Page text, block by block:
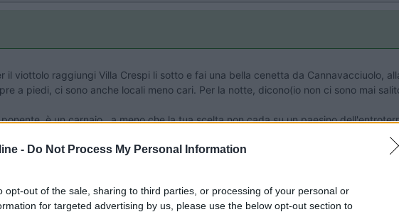
- Do Not Process My Personal Information
opt-out of the sale, sharing to third parties, or processing of your personal or
for targeted advertising by us, please use the below opt-out section to
il viottolo raggiungi Villa Crespi li sotto e fai una bella cenetta da Cannavacciuolo,
a piedi, ci sono anche locali meno cari. Per la notte, dicono(io non ci sono mai
è un carnaio...a meno che la tua scelta non cada su un paesino
PROMOfino al 29/08/26